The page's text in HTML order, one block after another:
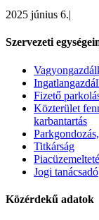
2025 június 6.|
Szervezeti
Fizető
Közterület
karbantartás
Titkárság
Jogi tanácsadó
Közérdekű adatok